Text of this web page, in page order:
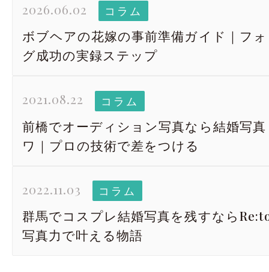
2026.06.02 コラム
ボブヘアの花嫁の事前準備ガイド｜フ
グ成功の実録ステップ
2021.08.22 コラム
前橋でオーディション写真なら結婚写
ワ｜プロの技術で差をつける
2022.11.03 コラム
群馬でコスプレ結婚写真を残すなら
写真力で叶える物語